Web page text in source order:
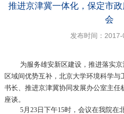
推进京津冀一体化，保定市
会
发布时间：
为服务雄安新区建设，推进落实
区域间优势互补，北京大学环境科学
书长、推进京津冀协同发展办公室主任
座谈。
5月23日下午15时，会议在我院在